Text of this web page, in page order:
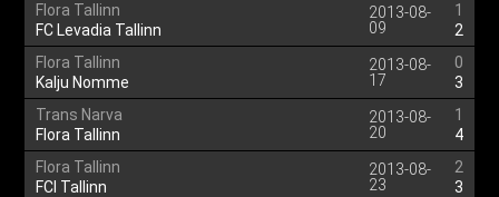
Flora Tallinn
FC Levadia Tallinn
2013-08-
09
1
2
Flora Tallinn
Kalju Nomme
2013-08-
17
0
3
Trans Narva
Flora Tallinn
2013-08-
20
1
4
Flora Tallinn
FCI Tallinn
2013-08-
23
2
3